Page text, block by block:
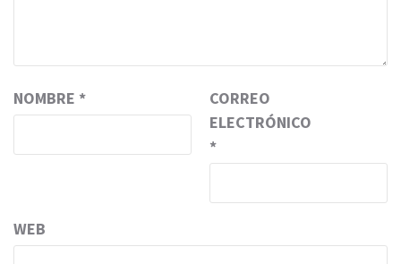
NOMBRE *
CORREO
ELECTRÓNICO
*
WEB